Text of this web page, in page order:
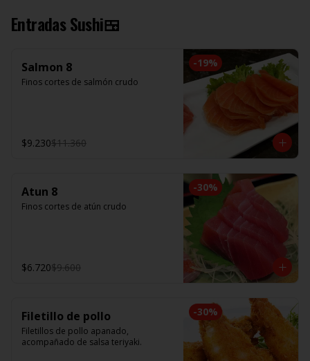
Entradas Sushi🍱
-19%
Salmon 8
Finos cortes de salmón crudo
$9.230$11.360
-30%
Atun 8
Finos cortes de atún crudo
$6.720$9.600
-30%
Filetillo de pollo
Filetillos de pollo apanado,
acompañado de salsa teriyaki.